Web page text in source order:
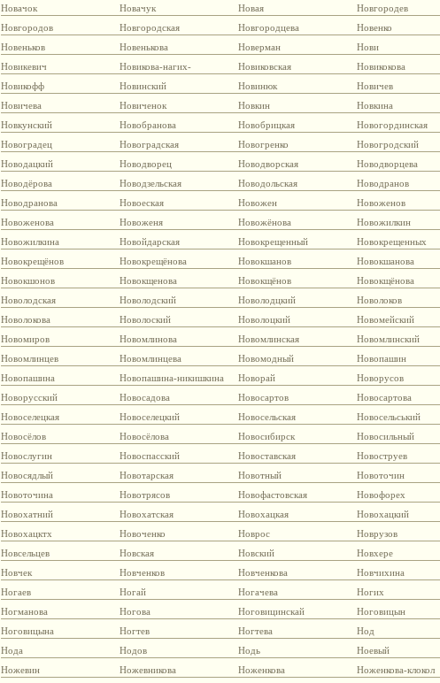
Новачок
Новачук Новая
Новгородев
Новгородов
Новгородская Новгородцева
Новенко
Новеньков
Новенькова Новерман
Нови
Новикевич
Новикова-нагих- Новиковская
Новикокова
Новикофф
Новинский Новинюк
Новичев
Новичева
Новиченок Новкин
Новкина
Новкунский
Новобранова Новобрицкая
Новогординская
Новоградец
Новоградская Новогренко
Новогродский
Новодацкий
Новодворец Новодворская
Новодворцева
Новодёрова
Новодзельская Новодольская
Новодранов
Новодранова
Новоеская Новожен
Новоженов
Новоженова
Новоженя Новожёнова
Новожилкин
Новожилкина
Новойдарская Новокрещенный
Новокрещенных
Новокрещёнов
Новокрещёнова Новокшанов
Новокшанова
Новокшонов
Новокщенова Новокщёнов
Новокщёнова
Новолодская
Новолодский Новолодцкий
Новолоков
Новолокова
Новолоский Новолоцкий
Новомейский
Новомиров
Новомлинова Новомлинская
Новомлинский
Новомлинцев
Новомлинцева Новомодный
Новопашин
Новопашина
Новопашина-никишкина Новорай
Новорусов
Новорусский
Новосадова Новосартов
Новосартова
Новоселецкая
Новоселецкий Новосельская
Новосельський
Новосёлов
Новосёлова Новосибирск
Новосильный
Новослугин
Новоспасский Новоставская
Новоструев
Новосядлый
Новотарская Новотный
Новоточин
Новоточина
Новотрясов Новофастовская
Новофорех
Новохатний
Новохатская Новохацкая
Новохацкий
Новохацктх
Новоченко Новрос
Новрузов
Новсельцев
Новская Новский
Новхере
Новчек
Новченков Новченкова
Новчихина
Ногаев
Ногай Ногачева
Ногих
Ногманова
Ногова Ноговицинскай
Ноговицын
Ноговицына
Ногтев Ногтева
Нод
Нода
Нодов Нодь
Ноевый
Ножевин
Ножевникова Ноженкова
Ноженкова-клокол